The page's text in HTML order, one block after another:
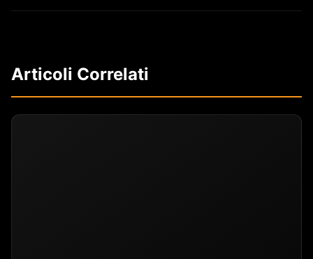
Articoli Correlati